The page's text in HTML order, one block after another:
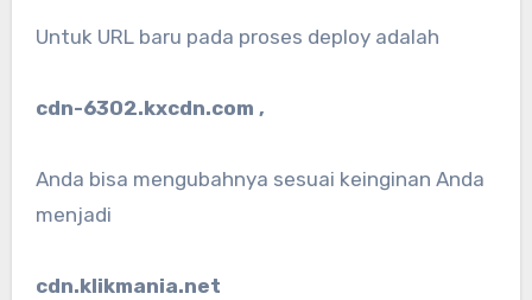
Untuk URL baru pada proses deploy adalah
cdn-6302.kxcdn.com ,
Anda bisa mengubahnya sesuai keinginan Anda
menjadi
cdn.klikmania.net